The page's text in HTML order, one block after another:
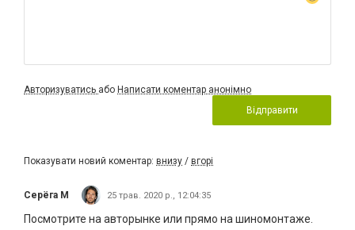
Авторизуватись або Написати коментар анонімно
Відправити
Показувати новий коментар: внизу / вгорі
Серёга М 25 трав. 2020 р., 12:04:35
Посмотрите на авторынке или прямо на шиномонтаже.